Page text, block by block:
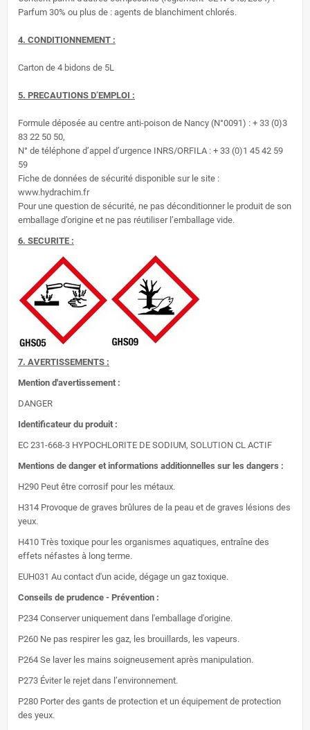
Parfum 30% ou plus de : agents de blanchiment chlorés.
4. CONDITIONNEMENT :
Carton de 4 bidons de 5L
5. PRECAUTIONS D’EMPLOI :
Formule déposée au centre anti-poison de Nancy (N°0091) : + 33 (0)3
83 22 50 50,
N° de téléphone d’appel d’urgence INRS/ORFILA : + 33 (0)1 45 42 59
59
Fiche de données de sécurité disponible sur le site :
www.hydrachim.fr
Pour une question de sécurité, ne pas déconditionner le produit de son
emballage d’origine et ne pas réutiliser l’emballage vide.
6. SECURITE :
7. AVERTISSEMENTS :
Mention d'avertissement :
DANGER
Identificateur du produit :
EC 231-668-3 HYPOCHLORITE DE SODIUM, SOLUTION CL ACTIF
Mentions de danger et informations additionnelles sur les dangers :
H290 Peut être corrosif pour les métaux.
H314 Provoque de graves brûlures de la peau et de graves lésions des
yeux.
H410 Très toxique pour les organismes aquatiques, entraîne des
effets néfastes à long terme.
EUH031 Au contact d'un acide, dégage un gaz toxique.
Conseils de prudence - Prévention :
P234 Conserver uniquement dans l'emballage d'origine.
P260 Ne pas respirer les gaz, les brouillards, les vapeurs.
P264 Se laver les mains soigneusement après manipulation.
P273 Éviter le rejet dans l’environnement.
P280 Porter des gants de protection et un équipement de protection
des yeux.